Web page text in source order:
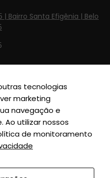
Bairro Santa Efigênia | Belo
à Sexta de 8h às 18h
tecnologias
marketing
navegação e
Ao utilizar nossos
de monitoramento
para o
funcionamento
do site.
Estatísticas